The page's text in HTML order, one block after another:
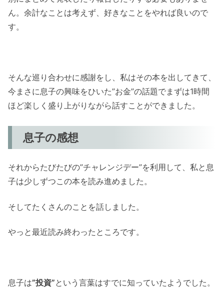
ん。余計なことは考えず、好きなことをやれば良いので
す。
そんな巡り合わせに感謝をし、私はその本を出してきて、
今まさに息子の興味をひいた”お金”の話題でまずは1時間
ほど楽しく盛り上がりながら話すことができました。
息子の感想
それからたびたびの”チャレンジデー”を利用して、私と息
子は少しずつこの本を読み進めました。
そしてたくさんのことを話しました。
やっと最近読み終わったところです。
息子は”投資”という言葉はすでに知っていたようでした。